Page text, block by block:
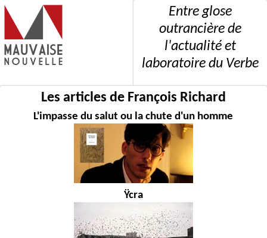
Entre glose
outrancière de
l'actualité et
laboratoire du Verbe
Les articles de François Richard
L'impasse du salut ou la chute d'un homme
Ÿcra